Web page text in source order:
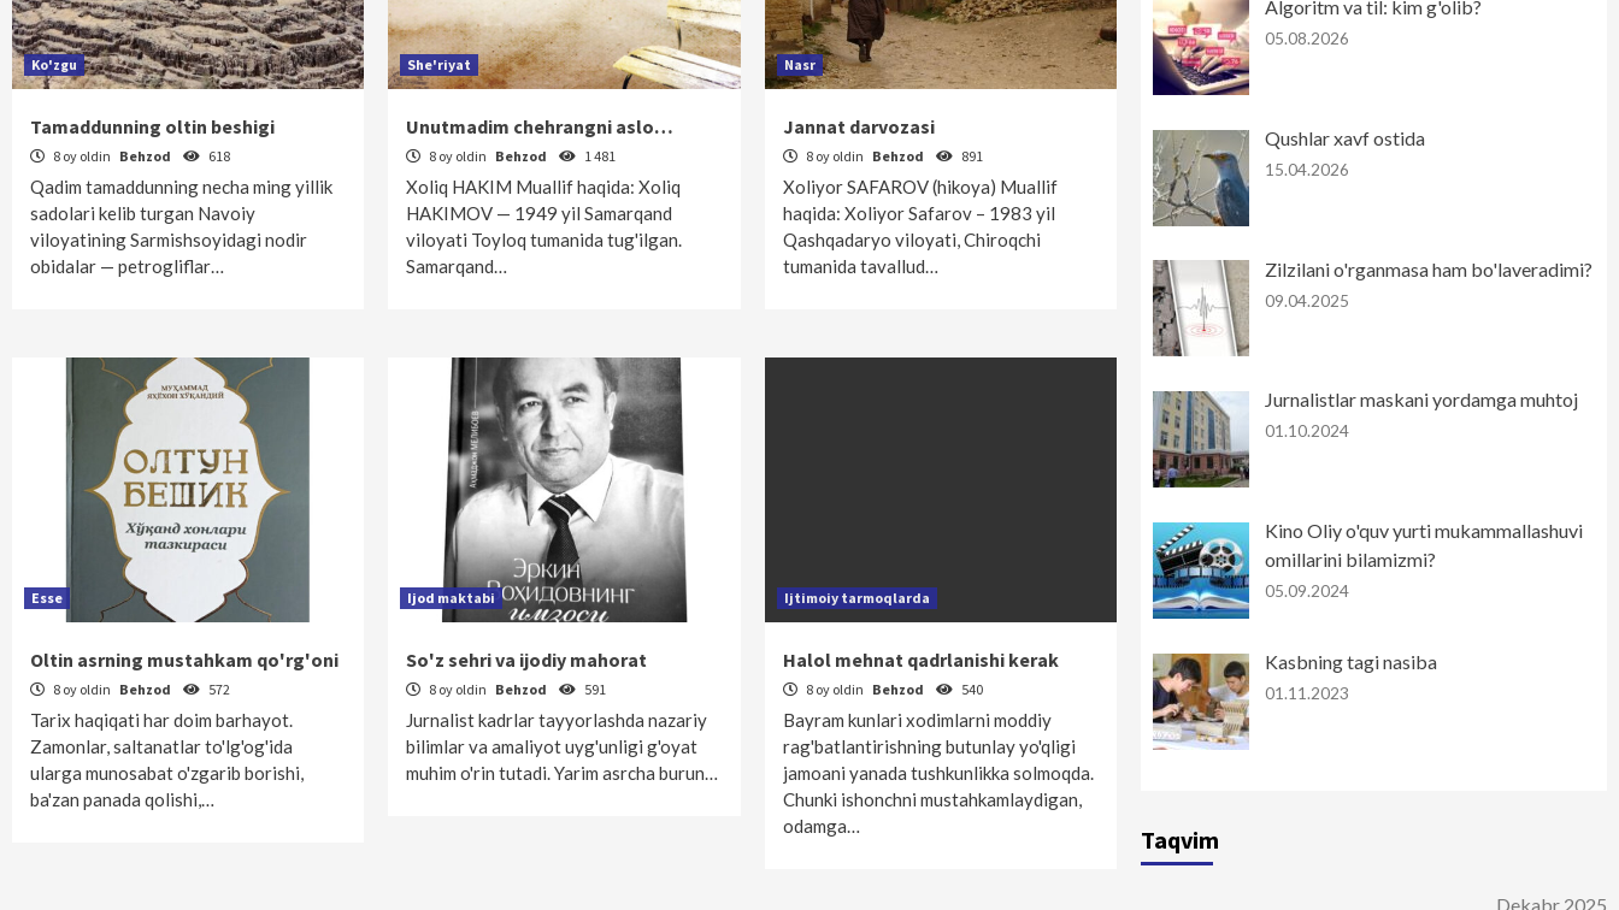
Ko'zgu
Tamaddunning oltin beshigi
8 oy oldin Behzod 618
Qadim tamaddunning necha ming yillik
sadolari kelib turgan Navoiy
viloyatining Sarmishsoyidagi nodir
obidalar — petrogliflar…
She'riyat
Unutmadim chehrangni aslo…
8 oy oldin Behzod 1 481
Xoliq HAKIM Muallif haqida: Xoliq
HAKIMOV — 1949 yil Samarqand
viloyati Toyloq tumanida tug'ilgan.
Samarqand…
Nasr
Jannat darvozasi
8 oy oldin Behzod 891
Xoliyor SAFAROV (hikoya) Muallif
haqida: Xoliyor Safarov – 1983 yil
Qashqadaryo viloyati, Chiroqchi
tumanida tavallud…
Esse
Oltin asrning mustahkam qo'rg'oni
8 oy oldin Behzod 572
Tarix haqiqati har doim barhayot.
Zamonlar, saltanatlar to'lg'og'ida
ularga munosabat o'zgarib borishi,
ba'zan panada qolishi,…
Ijod maktabi
So'z sehri va ijodiy mahorat
8 oy oldin Behzod 591
Jurnalist kadrlar tayyorlashda nazariy
bilimlar va amaliyot uyg'unligi g'oyat
muhim o'rin tutadi. Yarim asrcha burun…
Ijtimoiy tarmoqlarda
Halol mehnat qadrlanishi kerak
8 oy oldin Behzod 540
Bayram kunlari xodimlarni moddiy
rag'batlantirishning butunlay yo'qligi
jamoani yanada tushkunlikka solmoqda.
Chunki ishonchni mustahkamlaydigan,
odamga…
Algoritm va til: kim g'olib?
05.08.2026
Qushlar xavf ostida
15.04.2026
Zilzilani o'rganmasa ham bo'laveradimi?
09.04.2025
Jurnalistlar maskani yordamga muhtoj
01.10.2024
Kino Oliy o'quv yurti mukammallashuvi
omillarini bilamizmi?
05.09.2024
Kasbning tagi nasiba
01.11.2023
Taqvim
Dekabr 2025